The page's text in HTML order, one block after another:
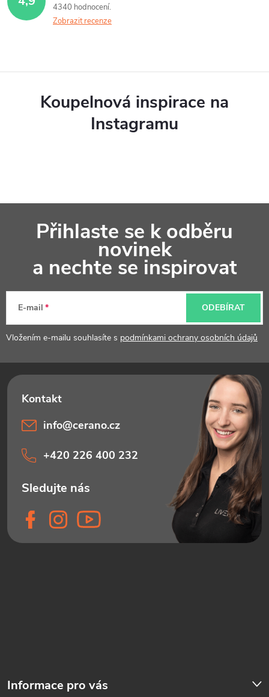
4340 hodnocení
Zobrazit recenze
Koupelnová inspirace na
Instagramu
a
Přihlaste se k odběru
novinek
a nechte se inspirovat
E-mail
Vložením e-mailu souhlasíte s podmínkami ochrany osobních údajů
ODEBÍRAT
Informace pro vás
info@cerano.cz
+420 226 400 232